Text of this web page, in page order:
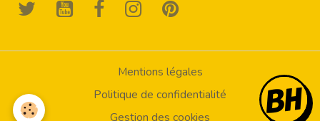
Mentions légales
Politique de confidentialité
Gestion des cookies